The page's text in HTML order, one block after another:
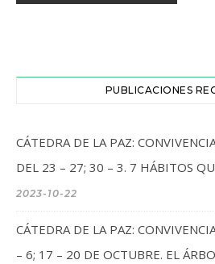
PUBLICACIONES
CÁTEDRA DE LA PAZ:
DEL 23 – 27; 30 – 3. 7 HÁBITOS
2023-10-22
CÁTEDRA DE LA PAZ:
– 6; 17 – 20 DE OCTUBRE. EL